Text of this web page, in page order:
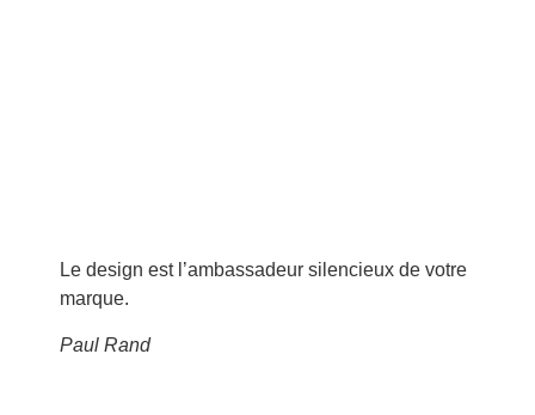
Le design est l’ambassadeur silencieux de votre
marque.
Paul Rand